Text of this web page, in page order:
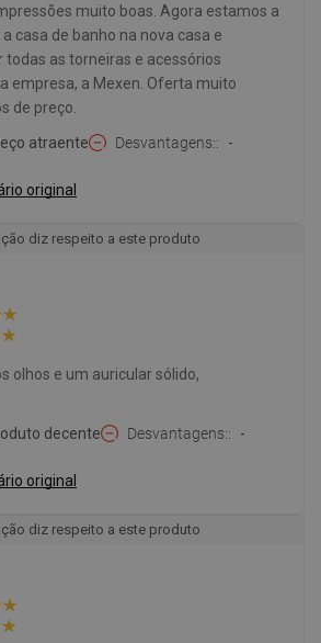
muito boas. Agora estamos a
casa de banho na nova casa e
todas as torneiras e acessórios
empresa, a Mexen. Oferta muito
de preço.
atraente Desvantagens: -
original
diz respeito a este produto
olhos e um auricular sólido,
decente Desvantagens: -
original
diz respeito a este produto